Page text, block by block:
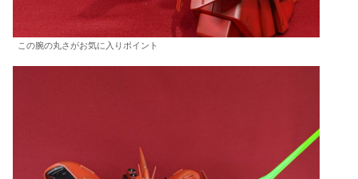
この腕の丸さがお気に入りポイント